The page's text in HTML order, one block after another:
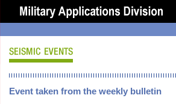
Event taken from the weekly bulletin